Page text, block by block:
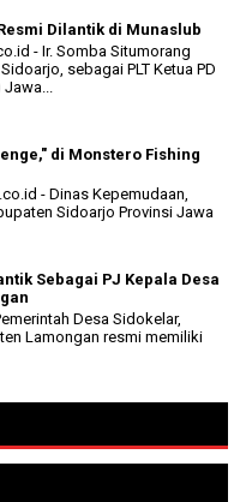
Dilantik di Munaslub
- Ir. Somba Situmorang
sebagai PLT Ketua PD
di Monstero Fishing
- Dinas Kepemudaan,
Sidoarjo Provinsi Jawa
Sebagai PJ Kepala Desa
Desa Sidokelar,
Lamongan resmi memiliki